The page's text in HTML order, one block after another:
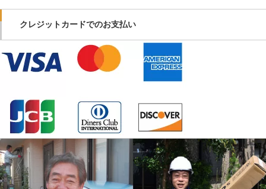
クレジットカードでのお支払い